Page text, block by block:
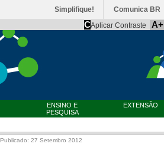
Simplifique! Comunica BR
CAplicar Contraste A+
ENSINO E
PESQUISA
EXTENSÃO
Publicado: 27 Setembro 2012